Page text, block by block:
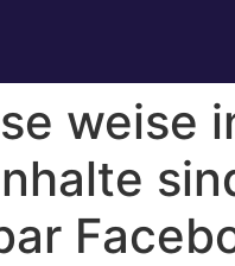
weise